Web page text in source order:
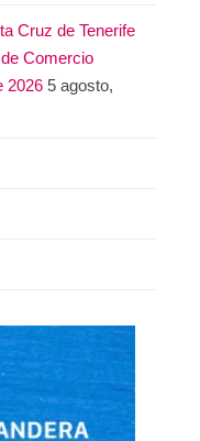
Cruz de Tenerife
Comercio
2026 5 agosto,